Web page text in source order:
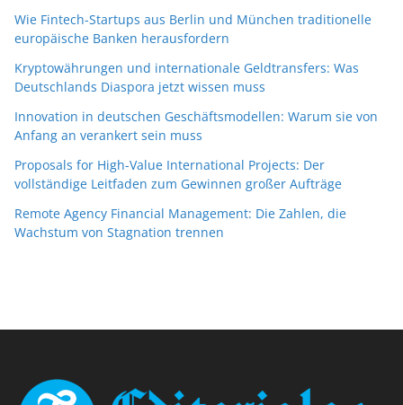
Wie Fintech-Startups aus Berlin und München traditionelle
europäische Banken herausfordern
Kryptowährungen und internationale Geldtransfers: Was
Deutschlands Diaspora jetzt wissen muss
Innovation in deutschen Geschäftsmodellen: Warum sie von
Anfang an verankert sein muss
Proposals for High-Value International Projects: Der
vollständige Leitfaden zum Gewinnen großer Aufträge
Remote Agency Financial Management: Die Zahlen, die
Wachstum von Stagnation trennen